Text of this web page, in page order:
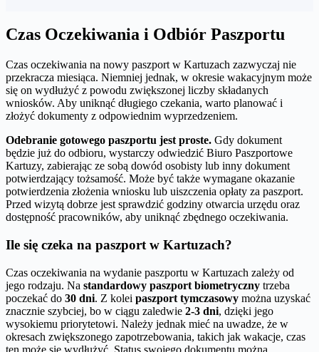
Czas Oczekiwania i Odbiór Paszportu
Czas oczekiwania na nowy paszport w Kartuzach zazwyczaj nie
przekracza miesiąca. Niemniej jednak, w okresie wakacyjnym może
się on wydłużyć z powodu zwiększonej liczby składanych
wniosków. Aby uniknąć długiego czekania, warto planować i
złożyć dokumenty z odpowiednim wyprzedzeniem.
Odebranie gotowego paszportu jest proste. Gdy dokument
będzie już do odbioru, wystarczy odwiedzić Biuro Paszportowe
Kartuzy, zabierając ze sobą dowód osobisty lub inny dokument
potwierdzający tożsamość. Może być także wymagane okazanie
potwierdzenia złożenia wniosku lub uiszczenia opłaty za paszport.
Przed wizytą dobrze jest sprawdzić godziny otwarcia urzędu oraz
dostępność pracowników, aby uniknąć zbędnego oczekiwania.
Ile się czeka na paszport w Kartuzach?
Czas oczekiwania na wydanie paszportu w Kartuzach zależy od
jego rodzaju. Na standardowy paszport biometryczny trzeba
poczekać do 30 dni. Z kolei paszport tymczasowy można uzyskać
znacznie szybciej, bo w ciągu zaledwie 2-3 dni, dzięki jego
wysokiemu priorytetowi. Należy jednak mieć na uwadze, że w
okresach zwiększonego zapotrzebowania, takich jak wakacje, czas
ten może się wydłużyć. Status swojego dokumentu można